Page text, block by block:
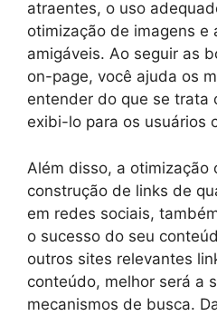
atraentes, o uso
otimização de imagens e
amigáveis. Ao seguir as
on-page, você ajuda os
entender do que se trata
exibi-lo para os usuários
Além disso, a otimização
construção de links de
em redes sociais,
o sucesso do seu
outros sites relevantes
conteúdo, melhor será a
mecanismos de busca.